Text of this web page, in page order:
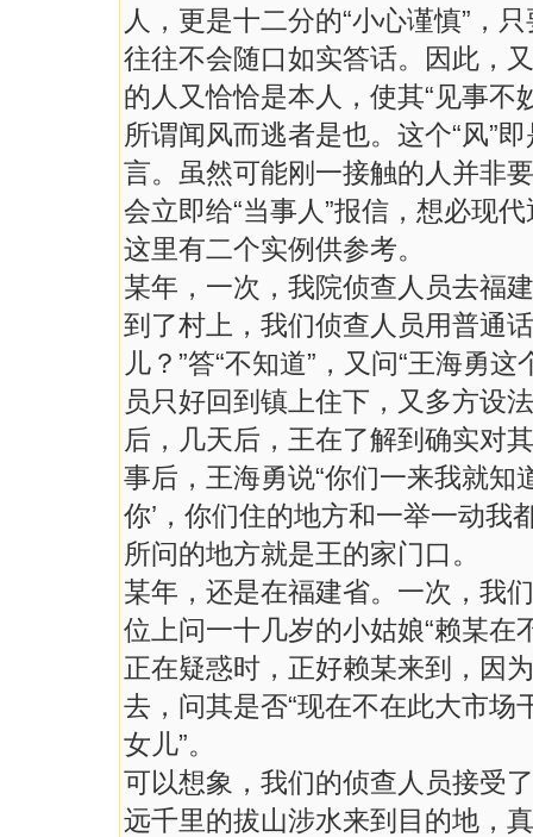
人，更是十二分的“小心谨慎”，
往往不会随口如实答话。因此，
的人又恰恰是本人，使其“见事不
所谓闻风而逃者是也。这个“风”
言。虽然可能刚一接触的人并非
会立即给“当事人”报信，想必现
这里有二个实例供参考。
某年，一次，我院侦查人员去福
到了村上，我们侦查人员用普通
儿？”答“不知道”，又问“王海勇
员只好回到镇上住下，又多方设
后，几天后，王在了解到确实对
事后，王海勇说“你们一来我就知
你’，你们住的地方和一举一动我
所问的地方就是王的家门口。
某年，还是在福建省。一次，我
位上问一十几岁的小姑娘“赖某在
正在疑惑时，正好赖某来到，因
去，问其是否“现在不在此大市场
女儿”。
可以想象，我们的侦查人员接受
远千里的拔山涉水来到目的地，